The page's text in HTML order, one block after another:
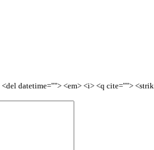
datetime=""> <em> <i> <q cite="">